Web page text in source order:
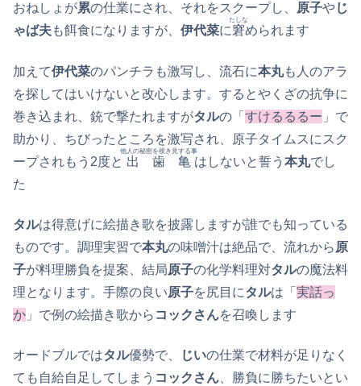
おねしょが累の仕業にされ、それをスクープし、 原子やじ
ゃば夫も餌食になりますが、 伊代菜に窘
たしな
められます
加えて伊代菜のパンチラも激写し、流石に本丸も人のアラ
を探してはいけないと改心します。するとやくざの抗争に
巻き込まれ、銃で撃たれますがタルの「 すけるるるー 」で
助かり、ちびったところを激写され、原子タイムスにスク
ープされもう2度と 出歯亀
他人の秘密を覗き見する事
はしないと誓う 本丸でし
た
タルは得意げに絵描き歌を披露しますが誰でも知っている
ものです。調理実習で本丸の味噌汁は絶品で、流れから 原
子が料理勝負を提案、結局原子の化学料理対タルの魔法料
理となります。手際の良い原子を尻目にタルは「 実話っ
か 」で例の絵描き歌から コックさんを召喚します
オードブルではタル優勢で、 じいの仕業で材料が足りなく
ても自給自足してしまう コックさん、勝負に勝ちたいとい